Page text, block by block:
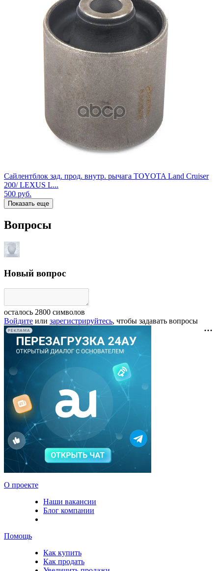
Сайлентблок зад. прод. внутр. рычага TOYOTA Land Cruiser
200/ LEXUS L...
500 руб.
Показать еще
Вопросы
Новый вопрос
осталось 2800 символов
Войдите или зарегистрируйтесь, чтобы задавать вопросы
РЕКЛАМА
О проекте
Наши вакансии
Блог компании
Помощь
Как купить
Как продать